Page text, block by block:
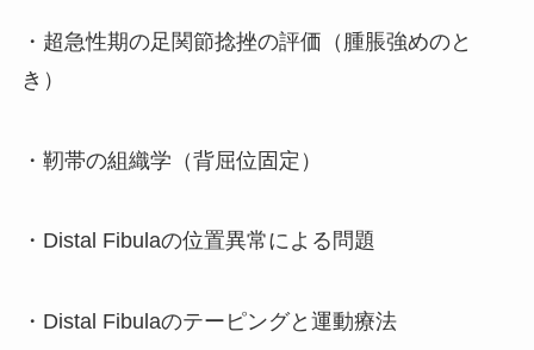
・超急性期の足関節捻挫の評価（腫脹強めのと
き）
・靭帯の組織学（背屈位固定）
・Distal Fibulaの位置異常による問題
・Distal Fibulaのテーピングと運動療法